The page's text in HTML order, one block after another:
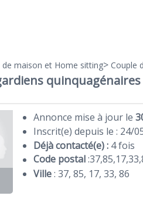
de maison et Home sitting> Couple
quinquagénaires
Annonce mise à jour le
Inscrit(e) depuis le : 24/
Déjà contacté(e) : 4 fois
Code postal:37,85,17,33,
Ville: 37, 85, 17, 33, 86